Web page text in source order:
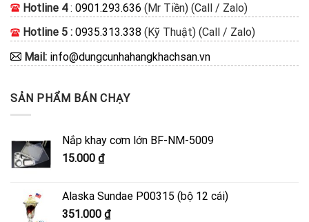
Hotline 4: 0901.293.636 (Mr Tiền) (Call / Zalo)
Hotline 5 : 0935.313.338 (Kỹ Thuật) (Call / Zalo)
Mail: info@dungcunhahangkhachsan.vn
SẢN PHẨM BÁN CHẠY
Nắp khay cơm lớn BF-NM-5009
15.000 ₫
Alaska Sundae P00315 (bộ 12 cái)
351.000 ₫